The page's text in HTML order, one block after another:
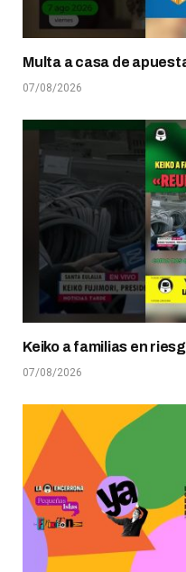
Multa a casa de
07/08/2026
Keiko a familias en
07/08/2026